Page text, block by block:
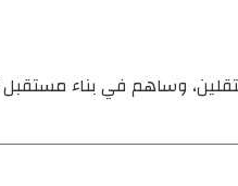
وساهم في بناء